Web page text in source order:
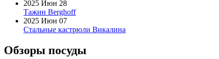
2025 Июн 28
Тажин Berghoff
2025 Июн 07
Стальные кастрюли Викалина
Обзоры посуды